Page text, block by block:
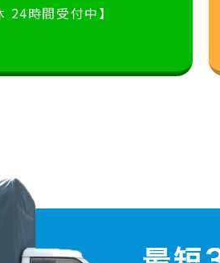
24時間受付中】